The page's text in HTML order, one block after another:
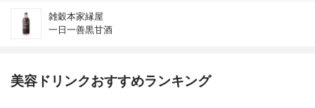
雑穀本家縁屋
一日一善黒甘酒
美容ドリンクおすすめランキング